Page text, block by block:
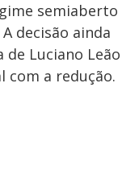
semiaberto
decisão ainda
Luciano Leão
com a redução.